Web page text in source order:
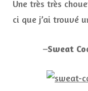
Une très très
ci que j’ai trouvé
–Sweat